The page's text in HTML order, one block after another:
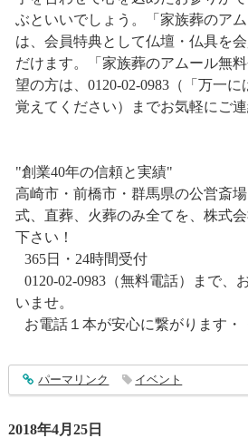
ぶといいでしょう。「家族葬のア
は、会員特典として仏壇・仏具を
だけます。「家族葬のアムール無
望の方は、0120-02-0983（「万一
覚えてください）までお気軽にご連
"創業40年の信頼と実績"
高崎市・前橋市・群馬県の公営斎
式、直葬、火葬のみ全てを、株式
下さい！
365日・24時間受付
0120-02-0983（無料電話）まで、
いませ。
お電話１本が安心に繋がります・
entry1389
パーマリンク イベント
2018年4月25日